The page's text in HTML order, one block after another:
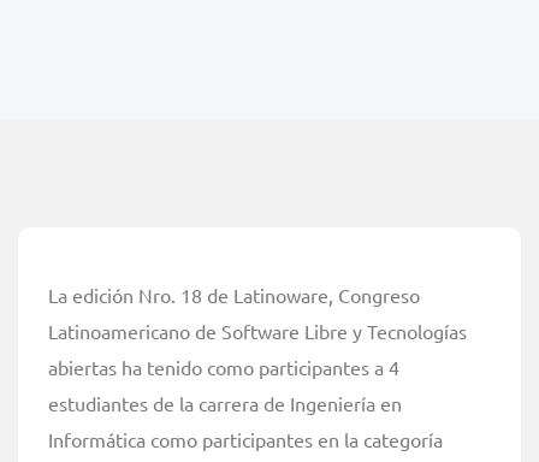
La edición Nro. 18 de Latinoware, Congreso
Latinoamericano de Software Libre y Tecnologías
abiertas ha tenido como participantes a 4
estudiantes de la carrera de Ingeniería en
Informática como participantes en la categoría